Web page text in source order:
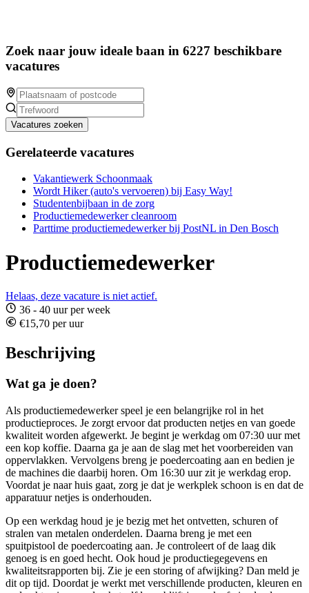
Zoek naar jouw ideale baan in 6227 beschikbare
vacatures
Vacatures zoeken
Gerelateerde vacatures
Vakantiewerk Schoonmaak
Wordt Hiker (auto's vervoeren) bij Easy Way!
Studentenbijbaan in de zorg
Productiemedewerker cleanroom
Parttime productiemedewerker bij PostNL in Den Bosch
Productiemedewerker
Helaas, deze vacature is niet actief.
36 - 40 uur per week
€15,70 per uur
Beschrijving
Wat ga je doen?
Als productiemedewerker speel je een belangrijke rol in het
productieproces. Je zorgt ervoor dat producten netjes en van goede
kwaliteit worden afgewerkt. Je begint je werkdag om 07:30 uur met
een kop koffie. Daarna ga je aan de slag met het voorbereiden van
oppervlakken. Vervolgens breng je poedercoating aan en bedien je
de machines die daarbij horen. Om 16:30 uur zit je werkdag erop.
Voordat je naar huis gaat, zorg je dat je werkplek schoon is en dat de
apparatuur netjes is onderhouden.
Op een werkdag houd je je bezig met het ontvetten, schuren of
stralen van metalen onderdelen. Daarna breng je met een
spuitpistool de poedercoating aan. Je controleert of de laag dik
genoeg is en goed hecht. Ook houd je productiegegevens en
kwaliteitsrapporten bij. Zie je een storing of afwijking? Dan meld je
dit op tijd. Doordat je werkt met verschillende producten, kleuren en